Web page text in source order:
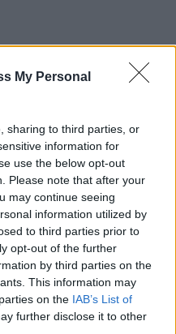
My Personal
sharing to third parties, or
information for
use the below opt-out
Please note that after your
may continue seeing
information utilized by
to third parties prior to
opt-out of the further
by third parties on the
This information may
on the IAB’s List of
further disclose it to other
Twitter
Telegram